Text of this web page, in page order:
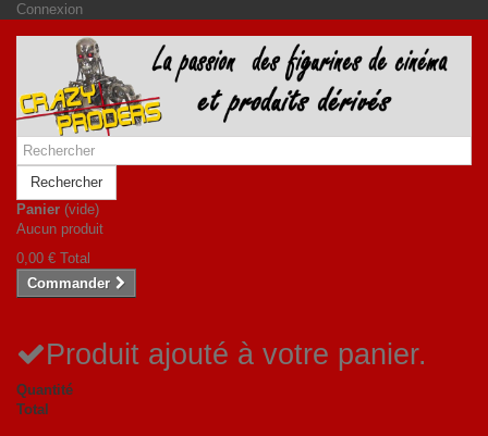
Connexion
Rechercher
Panier (vide)
Aucun produit
0,00 € Total
Commander
Produit ajouté à votre panier.
Quantité
Total